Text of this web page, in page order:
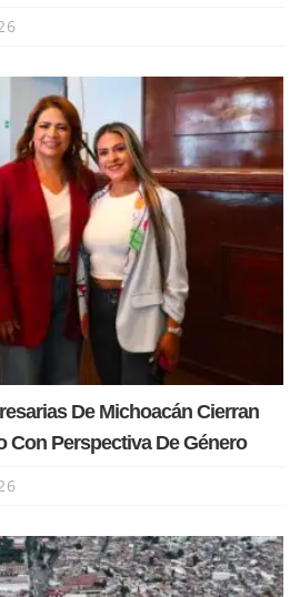
De Michoacán Cierran
Con Perspectiva De Género